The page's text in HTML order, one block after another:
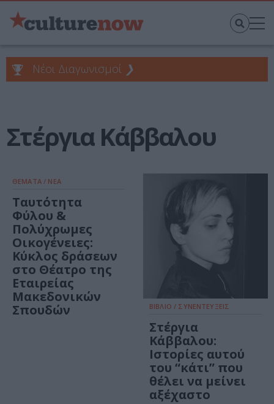
Νέοι Διαγωνισμοί ❯
Στέργια Κάββαλου
ΘΕΜΑΤΑ / ΝΕΑ
Ταυτότητα
Φύλου &
Πολύχρωμες
Οικογένειες:
Κύκλος δράσεων
στο Θέατρο της
Εταιρείας
Μακεδονικών
Σπουδών
ΒΙΒΛΙΟ / ΣΥΝΕΝΤΕΥΞΕΙΣ
Στέργια
Κάββαλου:
Ιστορίες αυτού
του “κάτι” που
θέλει να μείνει
αξέχαστο